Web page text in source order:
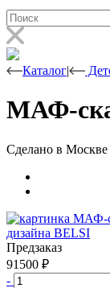
Каталог|
МАФ-
Сделано в Москве
Предзаказ
91500 ₽
-